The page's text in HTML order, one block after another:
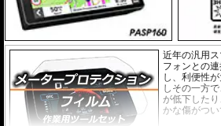
近年の汎用
フォンとの
し、利便性
しその一方
が低下した
かな傷がつ